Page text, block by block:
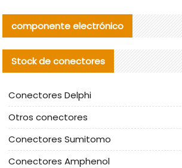
componente electrónico
Stock de conectores
Conectores Delphi
Otros conectores
Conectores Sumitomo
Conectores Amphenol